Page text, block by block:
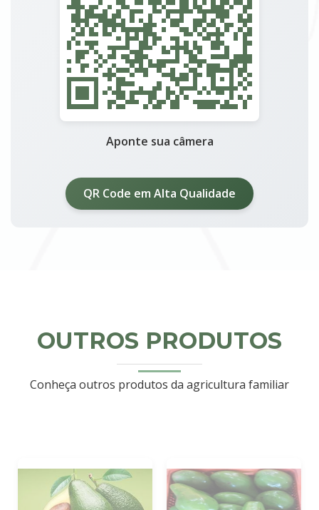
Aponte sua câmera
QR Code em Alta Qualidade
OUTROS PRODUTOS
Conheça outros produtos da agricultura familiar